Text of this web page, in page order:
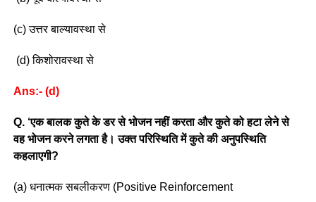
(c) उत्तर बाल्यावस्था से
(d) किशोरावस्था से
Ans:- (d)
Q. ‘एक बालक कुते के डर से भोजन नहीं करता और कुते को हटा लेने से
वह भोजन करने लगता है। उक्त परिस्थिति में कुते की अनुपस्थिति
कहलाएगी?
(a) धनात्मक सबलीकरण (Positive Reinforcement